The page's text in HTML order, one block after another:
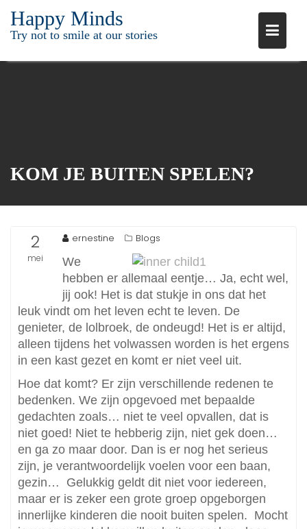
naarHappy Minds
Try not to smile at our stories
KOM JE BUITEN SPELEN?
2
mei
ernestine Blogs
We
hebben er allemaal eentje… Ja, echt wel,
jij ook! Het is dat stukje in ons dat het
leuk vindt om het leven echt te leven. De
genieter, de lolbroek, de ondeugd! Het is er altijd,
alleen tijdens het volwassen worden is het ergens
in een kast gezet en komt er niet veel uit.
Hoe dat komt? Er zijn verschillende redenen te
bedenken. We zijn opgevoed met bepaalde
gedachten zoals… niet te veel opvallen, dat is
niet goed! Niet te hebberig zijn, niet gek doen…
en ga zo maar door. Dan is er nog het serieus
zijn, je verantwoordelijk voelen voor een baan,
gezin… Gelukkig geldt dit niet voor iedereen,
maar er is zeker een grote groep opgeborgen
innerlijke kinderen die nooit buiten spelen. Mocht